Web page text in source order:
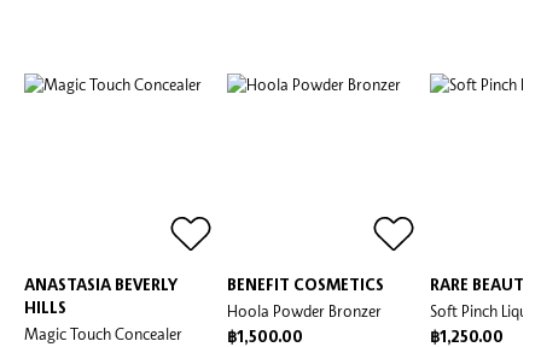
ANASTASIA BEVERLY
HILLS
Magic Touch Concealer
BENEFIT COSMETICS
Hoola Powder Bronzer
฿1,500.00
RARE BEAUTY
Soft Pinch
฿1,250.00